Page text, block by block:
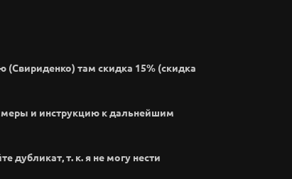
там скидка 15% (скидка
и инструкцию к дальнейшим
дубликат, т. к. я не могу нести